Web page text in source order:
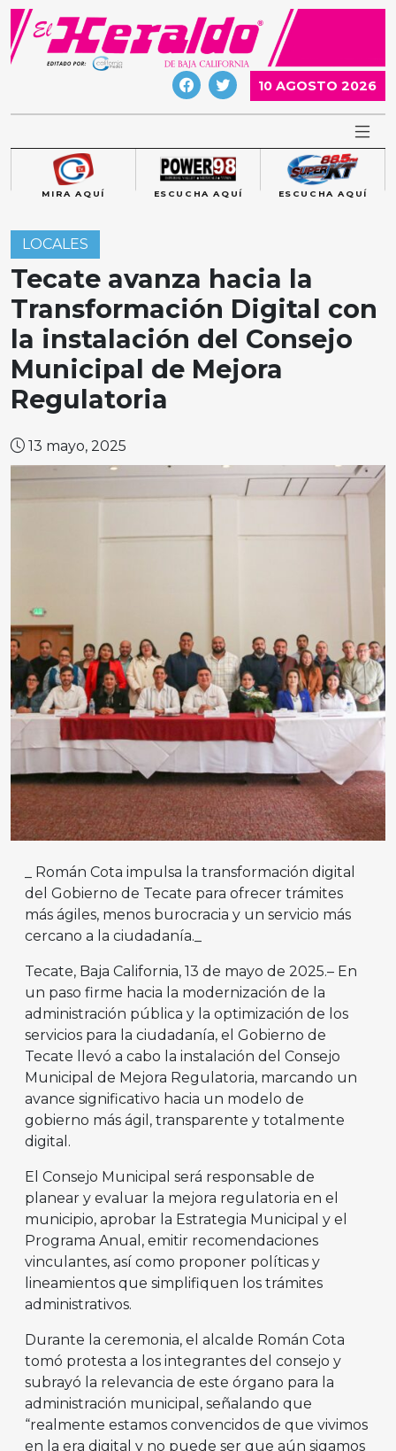
Skip
content
10 AGOSTO 2026
MIRA AQUÍ ESCUCHA AQUÍ ESCUCHA AQUÍ
LOCALES
Tecate avanza hacia la
Transformación Digital con
la instalación del Consejo
Municipal de Mejora
Regulatoria
13 mayo, 2025
_ Román Cota impulsa la transformación digital
del Gobierno de Tecate para ofrecer trámites
más ágiles, menos burocracia y un servicio más
cercano a la ciudadanía._
Tecate, Baja California, 13 de mayo de 2025.– En
un paso firme hacia la modernización de la
administración pública y la optimización de los
servicios para la ciudadanía, el Gobierno de
Tecate llevó a cabo la instalación del Consejo
Municipal de Mejora Regulatoria, marcando un
avance significativo hacia un modelo de
gobierno más ágil, transparente y totalmente
digital.
El Consejo Municipal será responsable de
planear y evaluar la mejora regulatoria en el
municipio, aprobar la Estrategia Municipal y el
Programa Anual, emitir recomendaciones
vinculantes, así como proponer políticas y
lineamientos que simplifiquen los trámites
administrativos.
Durante la ceremonia, el alcalde Román Cota
tomó protesta a los integrantes del consejo y
subrayó la relevancia de este órgano para la
administración municipal, señalando que
“realmente estamos convencidos de que vivimos
en la era digital y no puede ser que aún sigamos